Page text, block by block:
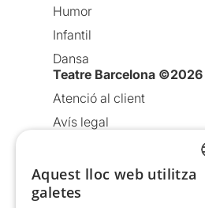
Humor
Infantil
Dansa
Teatre Barcelona ©2026
Atenció al client
Avís legal
Política de cookies
Condicions d’ús
Aquest lloc web utilitza
galetes